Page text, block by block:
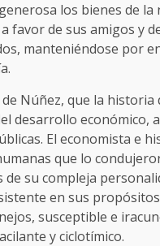
los bienes de
favor de sus amigos y
manteniéndose por
Núñez, que la historia
desarrollo económico,
El economista e
que lo
su compleja
en sus
susceptible e
y ciclotímico.